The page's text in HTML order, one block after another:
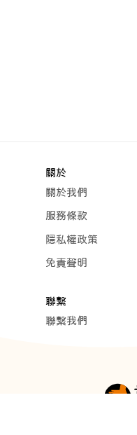
關於
關於我們
服務條款
隱私權政策
免責聲明
聯繫
聯繫我們